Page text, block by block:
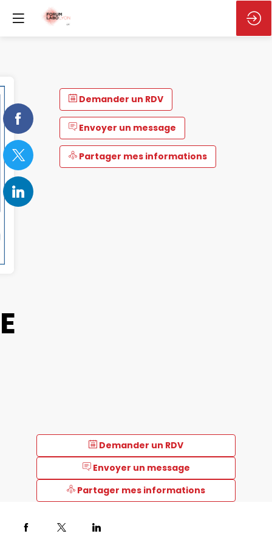
Demander un RDV
Envoyer un message
Partager mes informations
Demander un RDV
Envoyer un message
Partager mes informations
Description